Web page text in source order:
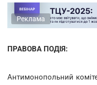
Реклама
ПРАВОВА ПОДІЯ:
Антимонопольний